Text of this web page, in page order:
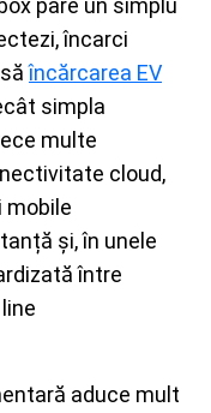
pare un simplu
încarci
încărcarea EV
simpla
multe
cloud,
mobile
și, în unele
între
aduce mult